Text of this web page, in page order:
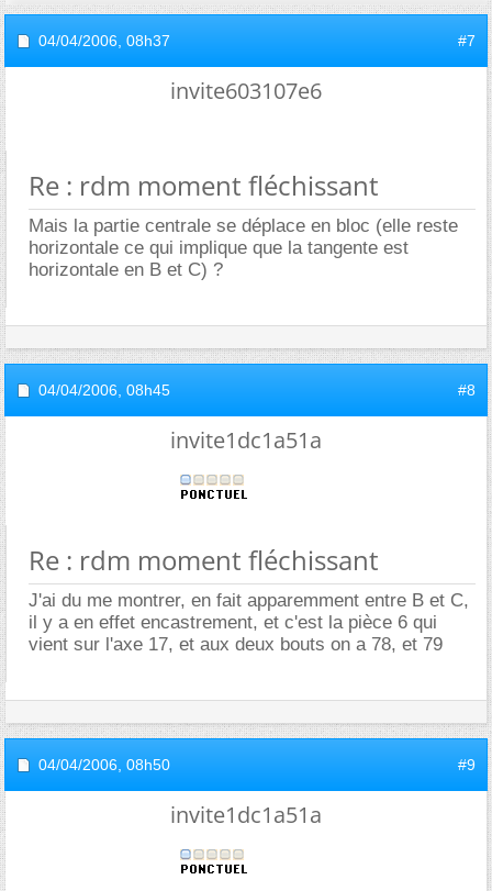
04/04/2006, 08h37 #7
invite603107e6
Re : rdm moment fléchissant
Mais la partie centrale se déplace en bloc (elle reste
horizontale ce qui implique que la tangente est
horizontale en B et C) ?
04/04/2006, 08h45 #8
invite1dc1a51a
Re : rdm moment fléchissant
J'ai du me montrer, en fait apparemment entre B et C,
il y a en effet encastrement, et c'est la pièce 6 qui
vient sur l'axe 17, et aux deux bouts on a 78, et 79
04/04/2006, 08h50 #9
invite1dc1a51a